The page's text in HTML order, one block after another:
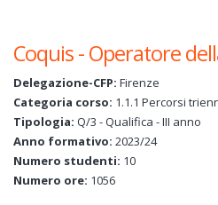
Coquis - Operatore
Delegazione-CFP: Firenze
Categoria corso: 1.1.1 Percorsi
Tipologia: Q/3 - Qualifica - III anno
Anno formativo: 2023/24
Numero studenti: 10
Numero ore: 1056